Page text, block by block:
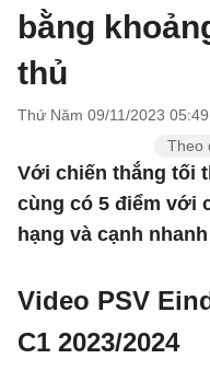
bằng
thủ
Thứ Năm 09/11/2023
Theo
Với chiến thắng tối
cùng có 5 điểm với
hạng và cạnh
Video PSV
C1 2023/2024